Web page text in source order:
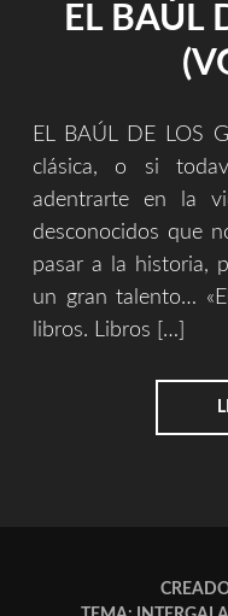
EL BAÚL
EL BAÚL DE LOS
clásica, o si
adentrarte en la
desconocidos que
pasar a la historia,
un gran talento…
libros. Libros […]